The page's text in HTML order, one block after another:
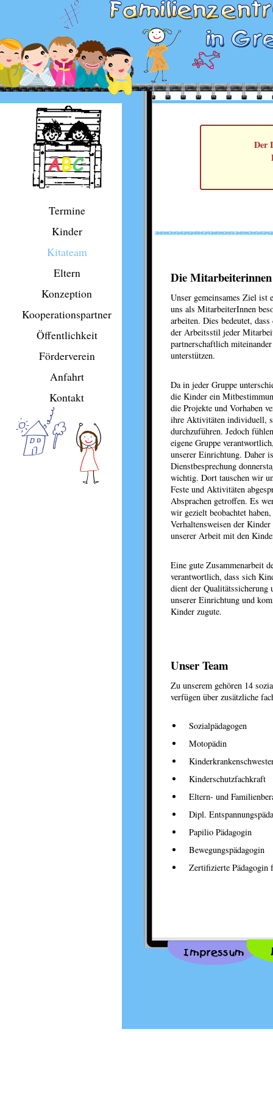
Der
Die Mitarbeiterinnen
Unser gemeinsames Ziel ist
uns als MitarbeiterInnen
arbeiten. Dies bedeutet,
der Arbeitsstil jeder
partnerschaftlich
unterstützen.
Da in jeder Gruppe
die Kinder ein
die Projekte und Vorhaben
ihre Aktivitäten individuell,
durchzuführen. Jedoch
eigene Gruppe
unserer Einrichtung. Daher
Dienstbesprechung
wichtig. Dort tauschen wir
Feste und Aktivitäten
Absprachen getroffen. Es
wir gezielt beobachtet
Verhaltensweisen der
unserer Arbeit mit den
Eine gute Zusammenarbeit
verantwortlich, dass sich
dient der Qualitätssicherung
unserer Einrichtung und
Kinder zugute.
Unser Team
Zu unserem gehören 14
verfügen über zusätzliche
Sozialpädagogen
Motopädin
Kinderschutzfachkraft
Eltern- und
Dipl.
Papilio Pädagogin
Bewegungspädagogin
Zertifizierte Pädagogin
Termine
Kinder
Kitateam
Eltern
Konzeption
Kooperationspartner
Öffentlichkeit
Förderverein
Anfahrt
Kontakt